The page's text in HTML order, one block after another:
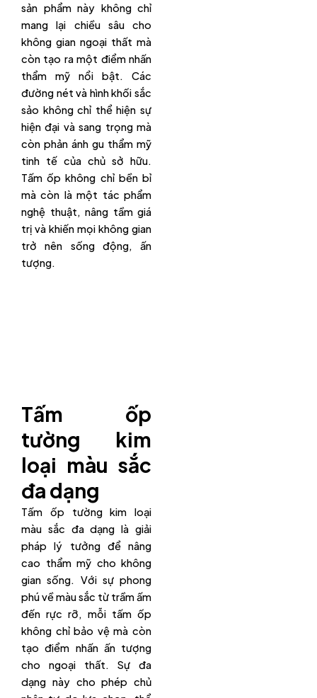
sản phẩm này không chỉ
mang lại chiều sâu cho
không gian ngoại thất mà
còn tạo ra một điểm nhấn
thẩm mỹ nổi bật. Các
đường nét và hình khối sắc
sảo không chỉ thể hiện sự
hiện đại và sang trọng mà
còn phản ánh gu thẩm mỹ
tinh tế của chủ sở hữu.
Tấm ốp không chỉ bền bỉ
mà còn là một tác phẩm
nghệ thuật, nâng tầm giá
trị và khiến mọi không gian
trở nên sống động, ấn
tượng.
Tấm ốp
tường kim
loại màu sắc
đa dạng
Tấm ốp tường kim loại
màu sắc đa dạng là giải
pháp lý tưởng để nâng
cao thẩm mỹ cho không
gian sống. Với sự phong
phú về màu sắc từ trầm ấm
đến rực rỡ, mỗi tấm ốp
không chỉ bảo vệ mà còn
tạo điểm nhấn ấn tượng
cho ngoại thất. Sự đa
dạng này cho phép chủ